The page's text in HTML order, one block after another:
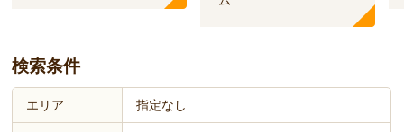
検索条件
エリア 指定なし